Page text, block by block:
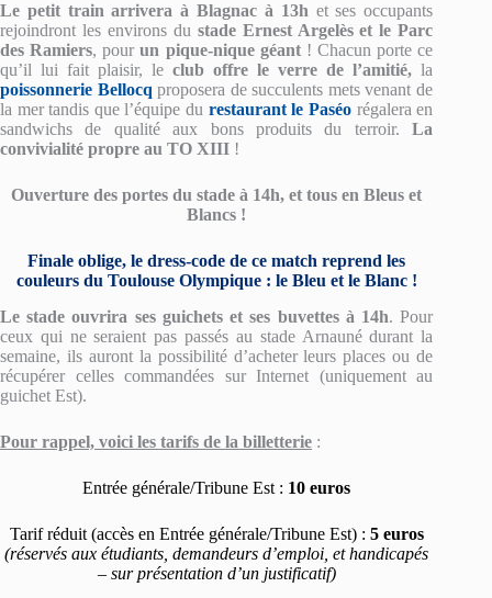
Le petit train arrivera à Blagnac à 13h et ses occupants
rejoindront les environs du stade Ernest Argelès et le Parc
des Ramiers, pourun pique-nique géant! Chacun porte ce
qu’il lui fait plaisir, le club offre le verre de l’amitié,la
poissonnerie Bellocq proposera de succulents mets venant de
la mer tandis que l’équipe du restaurant le Paséo régalera en
sandwichs de qualité aux bons produits du terroir.La
convivialité propre au TO XIII !
Ouverture des portes du stade à 14h, et tous en Bleus et
Blancs !
Finale oblige, le dress-code de ce match reprend les
couleurs du Toulouse Olympique : le Bleu et le Blanc !
Le stade ouvrira ses guichets et ses buvettes à 14h. Pour
ceux qui ne seraient pas passés au stade Arnauné durant la
semaine, ils auront la possibilité d’acheter leurs places ou de
récupérer celles commandées sur Internet (uniquement au
guichet Est).
Pour rappel, voici les tarifs de la billetterie :
Entrée générale/Tribune Est : 10 euros
Tarif réduit (accès en Entrée générale/Tribune Est) : 5 euros
(réservés aux étudiants, demandeurs d’emploi, et handicapés
– sur présentation d’un justificatif)